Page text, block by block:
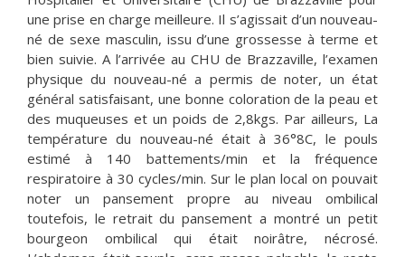
une prise en charge meilleure. Il s’agissait d’un nouveau-
né de sexe masculin, issu d’une grossesse à terme et
bien suivie. A l’arrivée au CHU de Brazzaville, l’examen
physique du nouveau-né a permis de noter, un état
général satisfaisant, une bonne coloration de la peau et
des muqueuses et un poids de 2,8kgs. Par ailleurs, La
température du nouveau-né était à 36°8C, le pouls
estimé à 140 battements/min et la fréquence
respiratoire à 30 cycles/min. Sur le plan local on pouvait
noter un pansement propre au niveau ombilical
toutefois, le retrait du pansement a montré un petit
bourgeon ombilical qui était noirâtre, nécrosé.